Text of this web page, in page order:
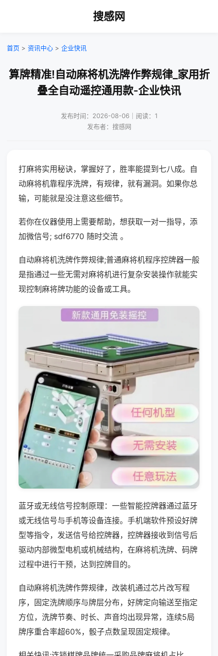
搜感网
首页 > 资讯中心 > 企业快讯
算牌精准!自动麻将机洗牌作弊规律_家用折
叠全自动遥控通用款-企业快讯
发布时间：2026-08-06｜阅读：1
发布者：搜感网
打麻将实用秘诀，掌握好了，胜率能提到七八成。自
动麻将机靠程序洗牌，有规律，就有漏洞。如果你总
输，可能就是没注意这些细节。
若你在仪器使用上需要帮助，想获取一对一指导，添
加微信号; sdf6770 随时交流 。
自动麻将机洗牌作弊规律;普通麻将机程序控牌器一般
是指通过一些无需对麻将机进行复杂安装操作就能实
现控制麻将牌功能的设备或工具。
蓝牙或无线信号控制原理：一些智能控牌器通过蓝牙
或无线信号与手机等设备连接。手机端软件预设好牌
型等指令，发送信号给控牌器，控牌器接收到信号后
驱动内部微型电机或机械结构，在麻将机洗牌、码牌
过程中进行干预，达到控牌目的。
自动麻将机洗牌作弊规律，改装机通过芯片改写程
序，固定洗牌顺序与牌层分布，好牌定向输送至指定
方位，洗牌节奏、时长、声音均出现异常，连续5局
牌序重合率超60%，骰子点数呈现固定规律。